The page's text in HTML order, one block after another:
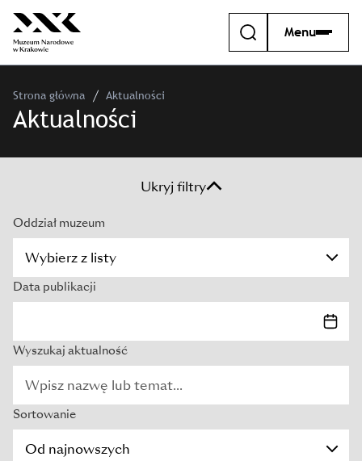
Menu
Strona główna Aktualności
Aktualności
Ukryj filtry
Oddział muzeum
Data publikacji
Wyszukaj aktualność
Sortowanie